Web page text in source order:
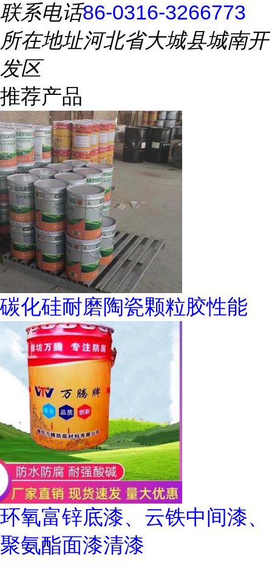
联系电话86-0316-3266773
所在地址河北省大城县城南开
发区
推荐产品
碳化硅耐磨陶瓷颗粒胶性能
环氧富锌底漆、云铁中间漆、
聚氨酯面漆清漆